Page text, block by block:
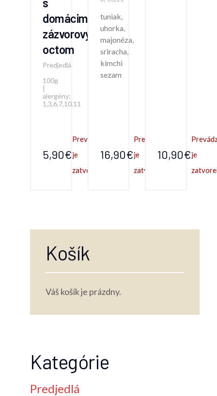
domácim
zázvorovým
octom
Predjedlá
100g
|
alergény:
1,3,6,7,10,11
5,90€
Prevádzka
je
zatvorená.
tuniak,
uhorka,
majonéza,
sriracha,
kimchi
sezam
16,90€
Prevádzka
je
zatvorená.
10,90€je
Košík
Váš košík je prázdny.
Kategórie
Predjedlá